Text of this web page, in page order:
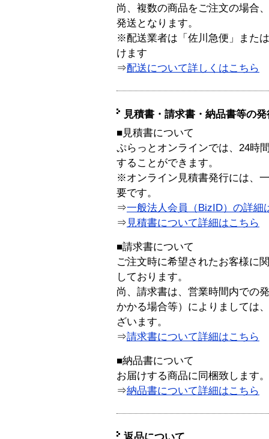
尚、複数の商品をご注文の場合
発送となります。
※配送業者は「佐川急便」また
けます
⇒配送について詳しくはこちら
見積書・請求書・納品書等の
■見積書について
ぷらっとオンラインでは、24時
することができます。
※オンライン見積書発行には、
要です。
⇒一般法人会員（BizID）の詳細
⇒ 見積書について詳細はこちら
■請求書について
ご注文時に希望されたお客様に
しております。
尚、請求書は、営業時間内での
かかる場合等）によりましては
ざいます。
⇒請求書について詳細はこちら
■納品書について
お届けする商品に同梱致します。
⇒納品書について詳細はこちら